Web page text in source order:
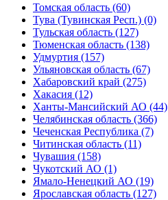
Томская область (60)
Тува (Тувинская Респ.) (0)
Тульская область (127)
Тюменская область (138)
Удмуртия (157)
Ульяновская область (67)
Хабаровский край (275)
Хакасия (12)
Ханты-Мансийский АО (44)
Челябинская область (366)
Чеченская Республика (7)
Читинская область (11)
Чувашия (158)
Чукотский АО (1)
Ямало-Ненецкий АО (19)
Ярославская область (127)